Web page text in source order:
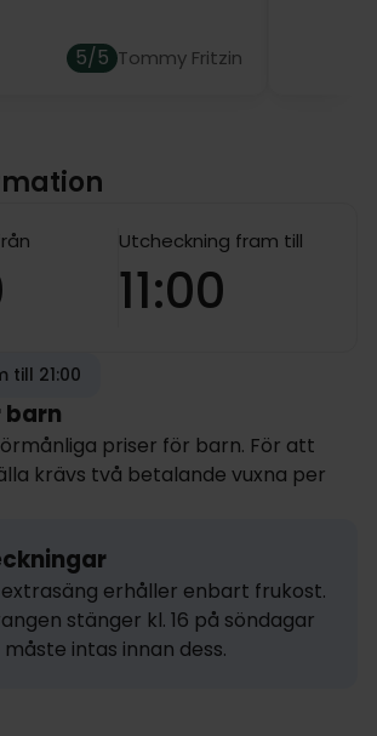
Alla rum har eget badrum med
sängar, 42'' LED TV, vattenkokare,
mot en avgift men måste
5/5 Tommy Fritzin
Utcheckning fram till
11:00
till 21:00
priser för barn. För att
krävs två betalande vuxna per
erhåller enbart frukost.
stänger kl. 16 på söndagar
intas innan dess.